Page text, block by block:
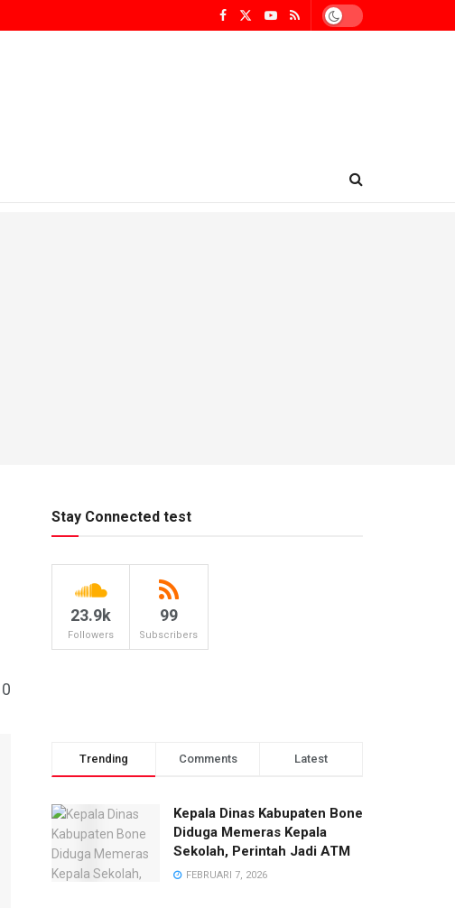
0
Stay Connected test
23.9k
Followers
99
Subscribers
Trending Comments Latest
Kepala Dinas Kabupaten Bone
Diduga Memeras Kepala
Sekolah, Perintah Jadi ATM
FEBRUARI 7, 2026